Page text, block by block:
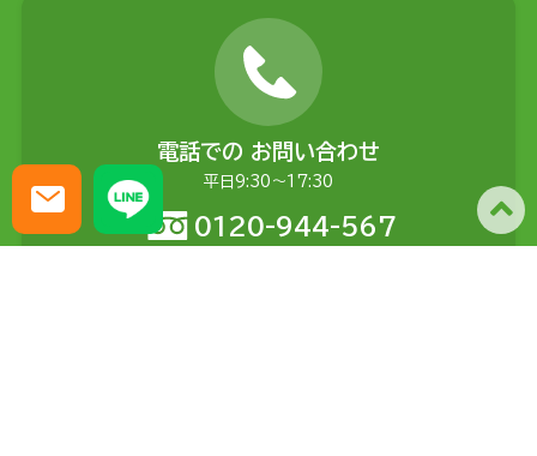
電話での お問い合わせ
平日9:30〜17:30
0120-944-567